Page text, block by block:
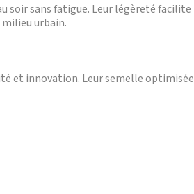
soir sans fatigue. Leur légèreté facilite
urbain.
et innovation. Leur semelle optimisée